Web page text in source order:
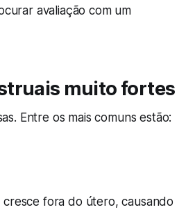
avaliação com um
muito fortes
Entre os mais comuns estão:
fora do útero, causando